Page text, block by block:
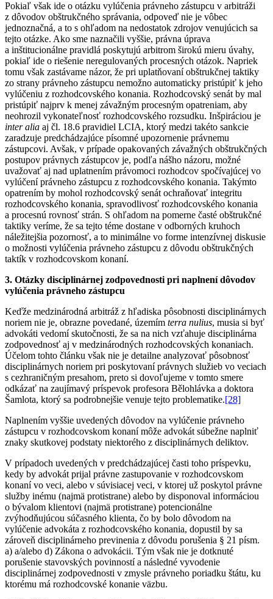
Pokiaľ však ide o otázku vylúčenia právneho zástupcu v arbitráži
z dôvodov obštrukčného správania, odpoveď nie je vôbec
jednoznačná, a to s ohľadom na nedostatok zdrojov venujúcich sa
tejto otázke. Ako sme naznačili vyššie, právna úprava
a inštitucionálne pravidlá poskytujú arbitrom širokú mieru úvahy,
pokiaľ ide o riešenie neregulovaných procesných otázok. Napriek
tomu však zastávame názor, že pri uplatňovaní obštrukčnej taktiky
zo strany právneho zástupcu nemožno automaticky pristúpiť k jeho
vylúčeniu z rozhodcovského konania. Rozhodcovský senát by mal
pristúpiť najprv k menej závažným procesným opatreniam, aby
neohrozil vykonateľnosť rozhodcovského rozsudku. Inšpiráciou je
inter alia aj čl. 18.6 pravidiel LCIA, ktorý medzi takéto sankcie
zaradzuje predchádzajúce písomné upozornenie právnemu
zástupcovi. Avšak, v prípade opakovaných závažných obštrukčných
postupov právnych zástupcov je, podľa nášho názoru, možné
uvažovať aj nad uplatnením právomoci rozhodcov spočívajúcej vo
vylúčení právneho zástupcu z rozhodcovského konania. Takýmto
opatrením by mohol rozhodcovský senát ochraňovať integritu
rozhodcovského konania, spravodlivosť rozhodcovského konania
a procesnú rovnosť strán. S ohľadom na pomerne časté obštrukčné
taktiky veríme, že sa tejto téme dostane v odborných kruhoch
náležitejšia pozornosť, a to minimálne vo forme intenzívnej diskusie
o možnosti vylúčenia právneho zástupcu z dôvodu obštrukčných
taktík v rozhodcovskom konaní.
3. Otázky disciplinárnej zodpovednosti pri naplnení dôvodov
vylúčenia právneho zástupcu
Keďže medzinárodná arbitráž z hľadiska pôsobnosti disciplinárnych
noriem nie je, obrazne povedané, územím terra nulius, musia si byť
advokáti vedomí skutočnosti, že sa na nich vzťahuje disciplinárna
zodpovednosť aj v medzinárodných rozhodcovských konaniach.
Účelom tohto článku však nie je detailne analyzovať pôsobnosť
disciplinárnych noriem pri poskytovaní právnych služieb vo veciach
s cezhraničným presahom, preto si dovoľujeme v tomto smere
odkázať na zaujímavý príspevok profesora Bělohlávka a doktora
Šamlota, ktorý sa podrobnejšie venuje tejto problematike.[28]
Naplnením vyššie uvedených dôvodov na vylúčenie právneho
zástupcu v rozhodcovskom konaní môže advokát súbežne naplniť
znaky skutkovej podstaty niektorého z disciplinárnych deliktov.
V prípadoch uvedených v predchádzajúcej časti toho príspevku,
kedy by advokát prijal právne zastupovanie v rozhodcovskom
konaní vo veci, alebo v súvisiacej veci, v ktorej už poskytol právne
služby inému (najmä protistrane) alebo by disponoval informáciou
o bývalom klientovi (najmä protistrane) potencionálne
zvýhodňujúcou súčasného klienta, čo by bolo dôvodom na
vylúčenie advokáta z rozhodcovského konania, dopustil by sa
zároveň disciplinárneho previnenia z dôvodu porušenia § 21 písm.
a) a/alebo d) Zákona o advokácii. Tým však nie je dotknuté
porušenie stavovských povinností a následné vyvodenie
disciplinárnej zodpovednosti v zmysle právneho poriadku štátu, ku
ktorému má rozhodcovské konanie väzbu.